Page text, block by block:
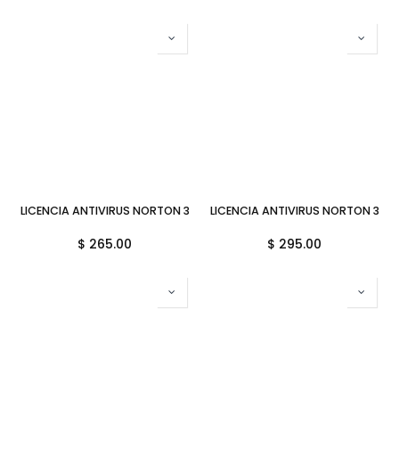
LICENCIA ANTIVIRUS NORTON 360 STANDARD 1 AÑO 1 DISPOSITIVO
$ 265.00
LICENCIA ANTIVIRUS NORTON 360
$ 295.00